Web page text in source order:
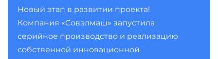
Новый этап в развитии проекта!
Компания «Совэлмаш» запустила
серийное производство и реализацию
собственной инновационной